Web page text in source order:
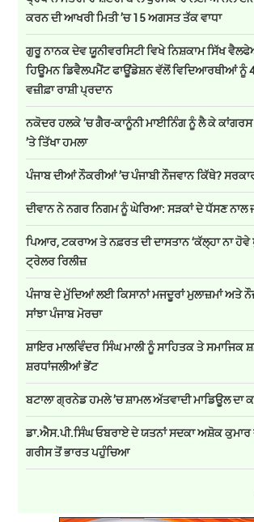
ਕਰਨ ਦੀ ਆਖਰੀ ਮਿਤੀ ’ਚ 15 ਅਗਸਤ ਤੱਕ ਵਾਧਾ
ਗੁਰੂ ਨਾਨਕ ਦੇਵ ਯੂਨੀਵਰਸਿਟੀ ਵਿਖੇ ਨਿਸ਼ਕਾਮ ਸਿੱਖ
ਹਿਊਮਨ ਡਿਵੈਲਪਮੈਂਟ ਫਾਊਂਡੇਸ਼ਨ ਵੱਲੋਂ ਵਿਦਿਆਰਥੀਆਂ ਨੂੰ
ਵਜ਼ੀਫ਼ਾ ਰਾਸ਼ੀ ਪ੍ਰਦਾਨ
ਨਕੋਦਰ ਹਲਕੇ ’ਚ ਗੈਰ-ਕਾਨੂੰਨੀ ਮਾਈਨਿੰਗ ਨੂੰ ਲੈ ਕੇ ਕਾਂਗਰਸ
’ਤੇ ਤਿੱਖਾ ਹਮਲਾ
ਪੰਜਾਬ ਦੀਆਂ ਨੌਕਰੀਆਂ ’ਚ ਪੰਜਾਬੀ ਨੌਜਵਾਨ ਕਿੱਥੇ?
ਦੀਵਾਨ ਨੇ ਨਗਰ ਨਿਗਮ ਨੂੰ ਘੇਰਿਆ: ਸੜਕਾਂ ਦੇ ਧੱਸਣ ਨਾਲ
ਪਿਆਰ, ਟਕਰਾਅ ਤੇ ਨਫ਼ਰਤ ਦੀ ਦਾਸਤਾਨ ‘ਕੱਲ੍ਹਾ ਨਾ ਹੋਵੇ
ਟ੍ਰੇਲਰ ਰਿਲੀਜ਼
ਪੰਜਾਬ ਦੇ ਮੁੱਦਿਆਂ ਲਈ ਕਿਸਾਨਾਂ ਮਜਦੂਰਾਂ ਮੁਲਾਜ਼ਮਾਂ ਅਤੇ
ਸਾਂਝਾ ਪੰਜਾਬ ਮੋਰਚਾ
ਸ਼ਾਇਰ ਮਾਲਵਿੰਦਰ ਸਿੰਘ ਮਾਲੀ ਨੂੰ ਸਾਹਿਤਕ ਤੇ ਸਮਾਜਿਕ
ਸ਼ਰਧਾਂਜਲੀਆਂ ਭੇਂਟ
ਬਟਾਲਾ ਗ੍ਰਨੇਡ ਹਮਲੇ ’ਚ ਸ਼ਾਮਲ ਅੱਤਵਾਦੀ ਮਾਡਿਊਲ ਦਾ
ਡਾ.ਐਸ.ਪੀ.ਸਿੰਘ ਓਬਰਾਏ ਦੇ ਯਤਨਾਂ ਸਦਕਾ ਅਸ਼ੋਕ ਕੁਮਾਰ
ਗਰੀਸ ਤੋਂ ਭਾਰਤ ਪਹੁੰਚਿਆ